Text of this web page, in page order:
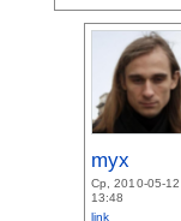
myx
Ср, 2010-05-12
13:48
link